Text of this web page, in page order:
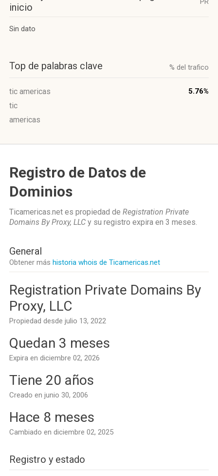
inicio
Sin dato
Top de palabras clave % del trafico
tic americas 5.76%
tic
americas
Registro de Datos de
Dominios
Ticamericas.net es propiedad de Registration Private
Domains By Proxy, LLC y su registro expira en 3 meses.
General
Obtener más historia whois de Ticamericas.net
Registration Private Domains By
Proxy, LLC
Propiedad desde julio 13, 2022
Quedan 3 meses
Expira en diciembre 02, 2026
Tiene 20 años
Creado en junio 30, 2006
Hace 8 meses
Cambiado en diciembre 02, 2025
Registro y estado